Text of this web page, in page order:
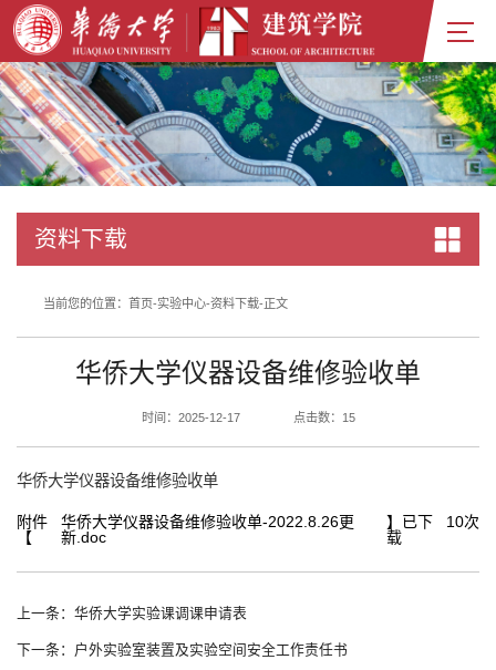
资料下载
当前您的位置： 首页-实验中心-资料下载-正文
华侨大学仪器设备维修验收单
时间：2025-12-17 点击数： 15
华侨大学仪器设备维修验收单
附件
【
华侨大学仪器设备维修验收单-2022.8.26更
新.doc
】已下
载
10次
上一条：华侨大学实验课调课申请表
下一条：户外实验室装置及实验空间安全工作责任书